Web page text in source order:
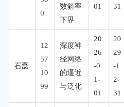
0
数斜率
下界
01
31
石磊
12
57
10
99
深度神
经网络
的逼近
与泛化
20
26
-0
1-
01
20
29
-1
2-
31